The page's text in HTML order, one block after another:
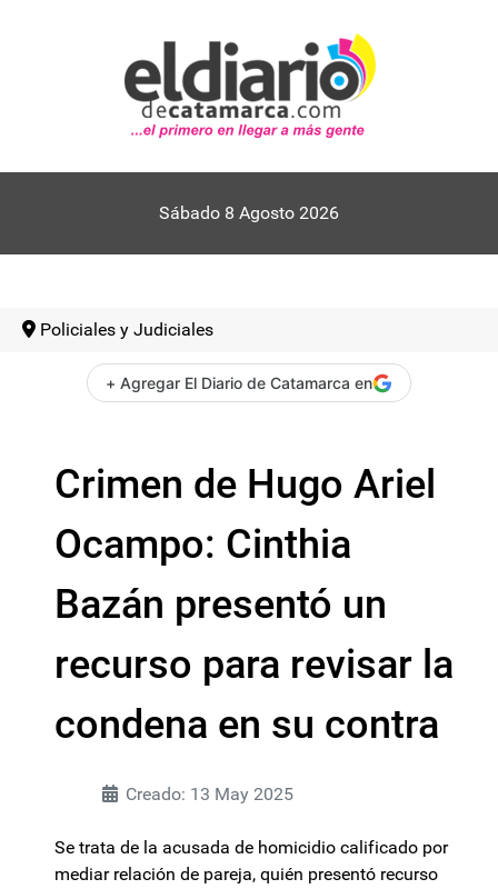
Sábado 8 Agosto 2026
Policiales y Judiciales
+ Agregar El Diario de Catamarca en
Crimen de Hugo Ariel
Ocampo: Cinthia
Bazán presentó un
recurso para revisar la
condena en su contra
Creado: 13 May 2025
Se trata de la acusada de homicidio calificado por
mediar relación de pareja, quién presentó recurso